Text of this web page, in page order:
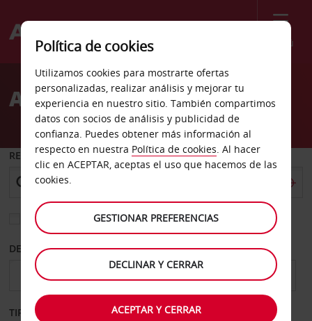
Menú
Welcome
AvisAlquiler de coches Rygge
RECOGER EN
Elegir otra oficina de devolución
DESDE HASTA
TIPO DE ALQUILER
Política de cookies
Utilizamos cookies para mostrarte ofertas
personalizadas, realizar análisis y mejorar tu
experiencia en nuestro sitio. También compartimos
datos con socios de análisis y publicidad de
confianza. Puedes obtener más información al
respecto en nuestra Política de cookies. Al hacer
clic en ACEPTAR, aceptas el uso que hacemos de las
cookies.
GESTIONAR PREFERENCIAS
DECLINAR Y CERRAR
ACEPTAR Y CERRAR